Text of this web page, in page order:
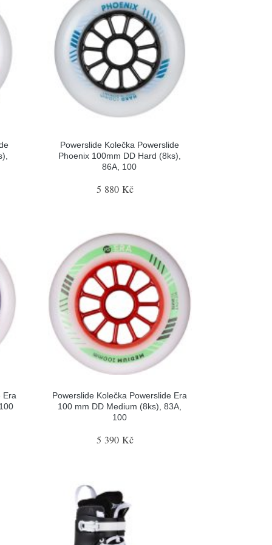
Powerslide Kolečka Powerslide
Phoenix 100mm DD Hard (8ks),
86A, 100
5 880 Kč
Era
Powerslide Kolečka Powerslide Era
100 mm DD Medium (8ks), 83A,
100
5 390 Kč